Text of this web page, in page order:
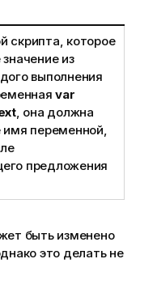
скрипта, которое
из
выполнения
var
, она должна
имя переменной,
предложения
быть изменено
это делать не